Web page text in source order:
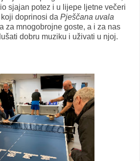
sjajan potez i u lijepe ljetne večeri
doprinosi da Pješčana uvala
za mnogobrojne goste, a i za nas
dobru muziku i uživati u njoj.